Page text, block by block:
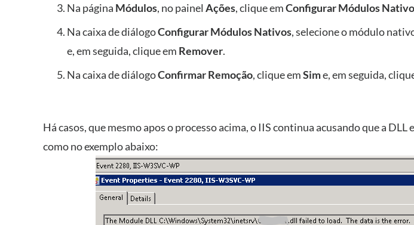
Na página Módulos, no painel Ações, clique emConfigurar Módulos
Na caixa de diálogoConfigurar Módulos Nativos, selecione o módulo
e, em seguida, clique em Remover.
Na caixa de diálogoConfirmar Remoção, clique emSime, em seguida,
Há casos, que mesmo apos o processo acima, o IIS continua acusando que a DLL
como no exemplo abaixo: